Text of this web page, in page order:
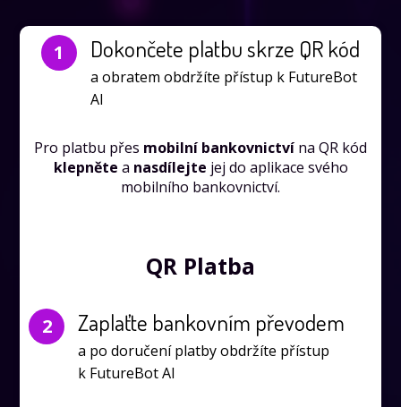
1 Dokončete platbu skrze QR kód
a obratem obdržíte přístup k FutureBot
AI
Pro platbu přes mobilní bankovnictví na QR kód
klepněte a nasdílejte jej do aplikace svého
mobilního bankovnictví.
QR Platba
2 Zaplaťte bankovním převodem
a po doručení platby obdržíte přístup
k FutureBot AI